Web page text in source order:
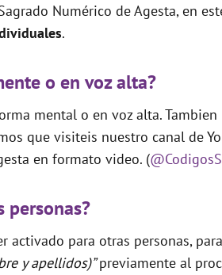
Numérico de Agesta, en
.
o en voz alta?
mental o en voz alta.
que visiteis nuestro canal de
en formato video. (
personas?
activado para otras personas,
y apellidos)”previamente al